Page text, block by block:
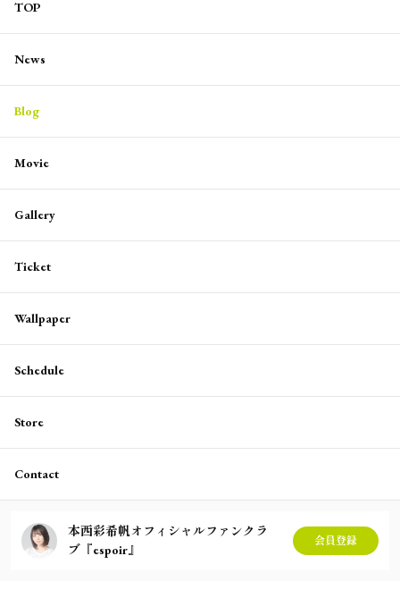
TOP
News
Blog
Movie
Gallery
Ticket
Wallpaper
Schedule
Store
Contact
本西彩希帆オフィシャルファンクラ
ブ『espoir』
会員登録